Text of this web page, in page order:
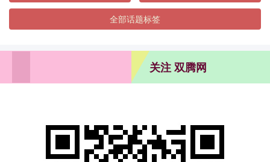
全部话题标签
关注 双腾网